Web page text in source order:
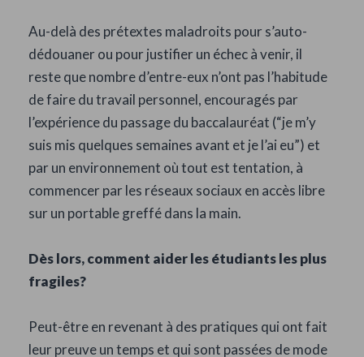
Au-delà des prétextes maladroits pour s’auto-
dédouaner ou pour justifier un échec à venir, il
reste que nombre d’entre-eux n’ont pas l’habitude
de faire du travail personnel, encouragés par
l’expérience du passage du baccalauréat (“je m’y
suis mis quelques semaines avant et je l’ai eu”) et
par un environnement où tout est tentation, à
commencer par les réseaux sociaux en accès libre
sur un portable greffé dans la main.
Dès lors, comment aider les étudiants les plus
fragiles?
Peut-être en revenant à des pratiques qui ont fait
leur preuve un temps et qui sont passées de mode